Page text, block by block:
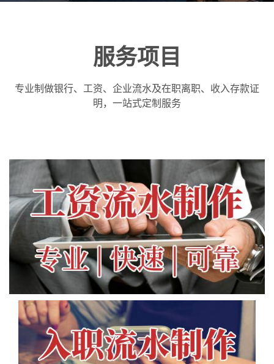
服务项目
专业制做银行、工资、企业流水及在职离职、收入存款证
明，一站式定制服务